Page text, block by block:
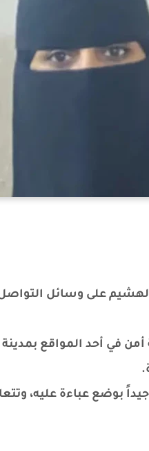
الهشيم على وسائل
أمن في أحد المواقع
بوضع عباءة عليه،